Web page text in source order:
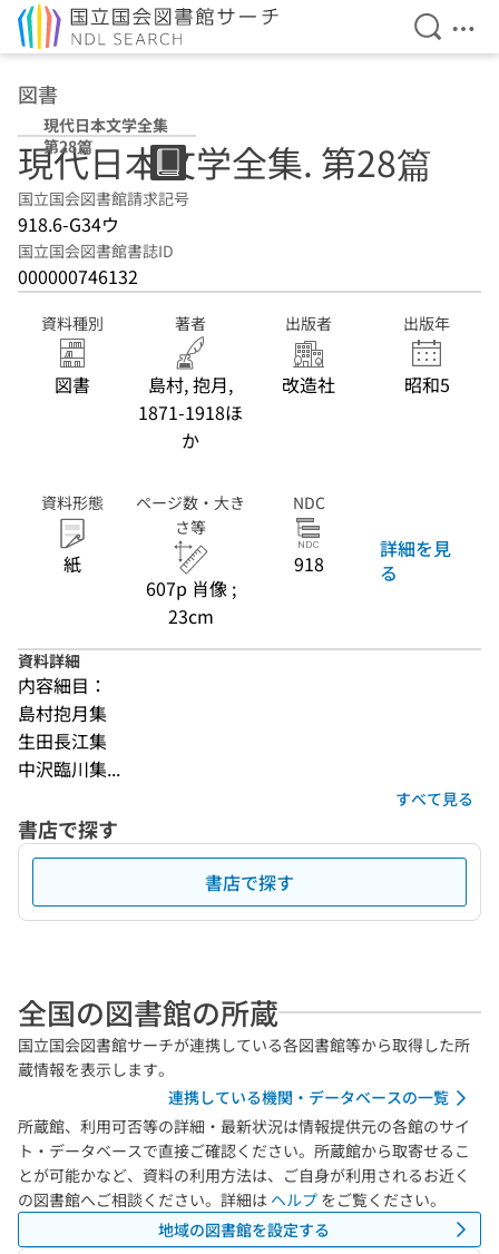
検索を
メ
図書
現代日本文学全集
第28篇
現代日本文学全集. 第28篇
国立国会図書館請求記号
918.6-G34ウ
国立国会図書館書誌ID
000000746132
資料種別
図書
著者
島村, 抱月,
1871-1918ほ
か
出版者
改造社
出版年
昭和5
資料形態
紙
ページ数・大き
さ等
607p 肖像 ;
23cm
NDC
918
詳細を見
る
資料詳細
内容細目：
島村抱月集
生田長江集
中沢臨川集...
すべて見る
書店で探す
書店で探す
全国の図書館の所蔵
国立国会図書館サーチが連携している各図書館等から取得した所
蔵情報を表示します。
連携している機関・データベースの一覧
所蔵館、利用可否等の詳細・最新状況は情報提供元の各館のサイ
ト・データベースで直接ご確認ください。所蔵館から取寄せるこ
とが可能かなど、資料の利用方法は、ご自身が利用されるお近く
の図書館へご相談ください。詳細は ヘルプ をご覧ください。
地域の図書館を設定する